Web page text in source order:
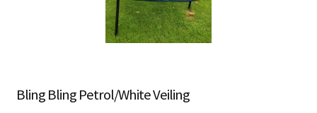
Bling Bling Petrol/White Veiling